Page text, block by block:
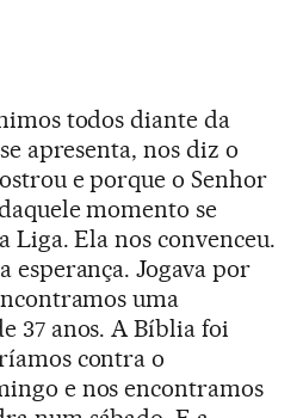
todos diante da
apresenta, nos diz o
e porque o Senhor
momento se
Liga. Ela nos convenceu.
esperança. Jogava por
uma
37 anos. A Bíblia foi
contra o
e nos encontramos